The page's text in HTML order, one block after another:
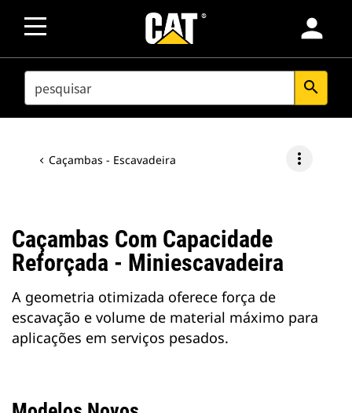
person
SEARCH search
Caçambas - Escavadeira more_vert
Caçambas Com Capacidade
Reforçada - Miniescavadeira
A geometria otimizada oferece força de
escavação e volume de material máximo para
aplicações em serviços pesados.